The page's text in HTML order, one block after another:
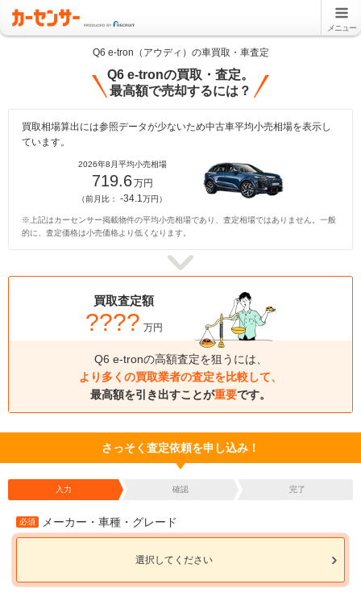
メニュー
Q6 e-tron（アウディ）の車買取・車査定
Q6 e-tronの買取・査定。
最高額で売却するには？
買取相場算出には参照データが少ないため中古車平均小売相場を表示し
ています。
2026年8月平均小売相場
719.6万円
（前月比：-34.1万円）
※上記はカーセンサー掲載物件の平均小売相場であり、査定相場ではありません。一般
的に、査定価格は小売価格より低くなります。
買取査定額
???? 万円
Q6 e-tronの高額査定を狙うには、
より多くの買取業者の査定を比較して、
最高額を引き出すことが重要です。
さっそく査定依頼を申し込み！
入力 確認 完了
必須 メーカー・車種・グレード
選択してください